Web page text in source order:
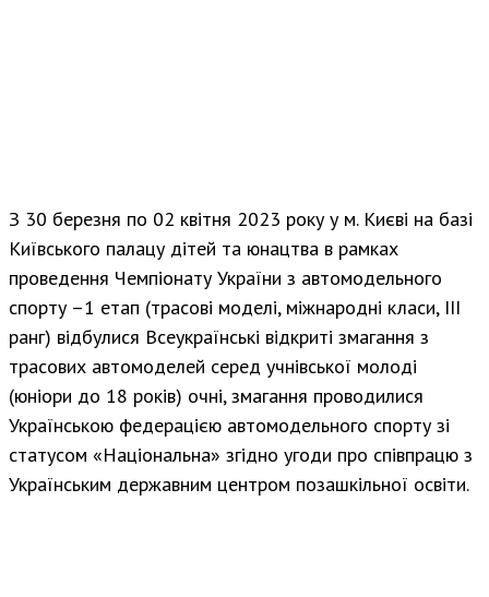
З 30 березня по 02 квітня 2023 року у м. Києві на базі
Київського палацу дітей та юнацтва в рамках
проведення Чемпіонату України з автомодельного
спорту –1 етап (трасові моделі, міжнародні класи, ІІІ
ранг) відбулися Всеукраїнські відкриті змагання з
трасових автомоделей серед учнівської молоді
(юніори до 18 років) очні, змагання проводилися
Українською федерацією автомодельного спорту зі
статусом «Національна» згідно угоди про співпрацю з
Українським державним центром позашкільної освіти.